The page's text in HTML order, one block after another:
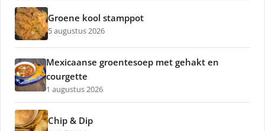
Groene kool stamppot
5 augustus 2026
Mexicaanse groentesoep met gehakt en
courgette
1 augustus 2026
Chip & Dip